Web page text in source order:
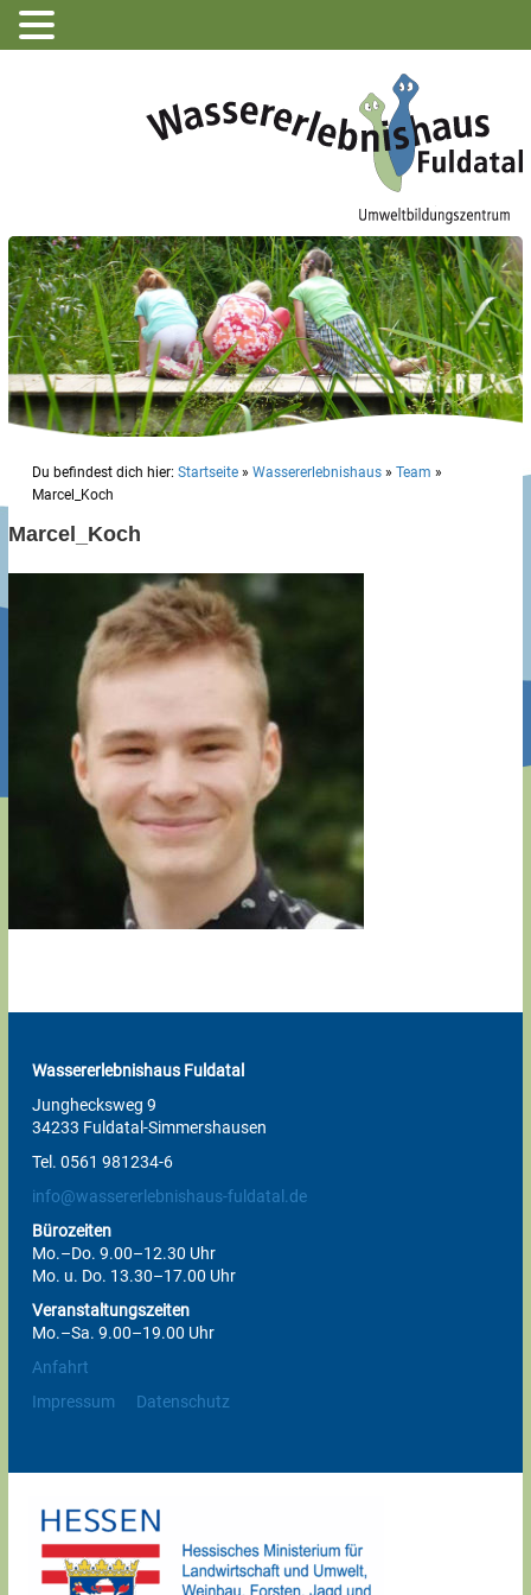
Du befindest dich hier: Startseite » Wassererlebnishaus » Team »
Marcel_Koch
Marcel_Koch
Wassererlebnishaus Fuldatal
Junghecksweg 9
34233 Fuldatal-Simmershausen
Tel. 0561 981234-6
info@wassererlebnishaus-fuldatal.de
Bürozeiten
Mo.–Do. 9.00–12.30 Uhr
Mo. u. Do. 13.30–17.00 Uhr
Veranstaltungszeiten
Mo.–Sa. 9.00–19.00 Uhr
Anfahrt
Impressum
Datenschutz